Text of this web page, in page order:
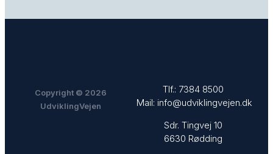
Copyright © 2026
UdviklingVejen
Tlf.: 7384 8500
Mail: info@udviklingvejen.dk
Sdr. Tingvej 10
6630 Rødding